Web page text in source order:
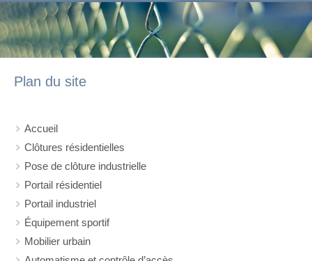
Plan du site
Accueil
Clôtures résidentielles
Pose de clôture industrielle
Portail résidentiel
Portail industriel
Équipement sportif
Mobilier urbain